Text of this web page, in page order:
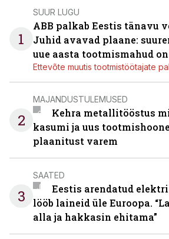
1
SUUR LUGU
ABB palkab Eestis tänavu
Juhid avavad plaane:
uue aasta tootmismahud
Ettevõte muutis tootmistöötajate
2
MAJANDUSTULEMUSED
Kehra metallitööstus
kasumi ja uus
plaanitust varem
3
SAATED
Eestis arendatud
lööb laineid üle Euroopa.
alla ja hakkasin ehitama”